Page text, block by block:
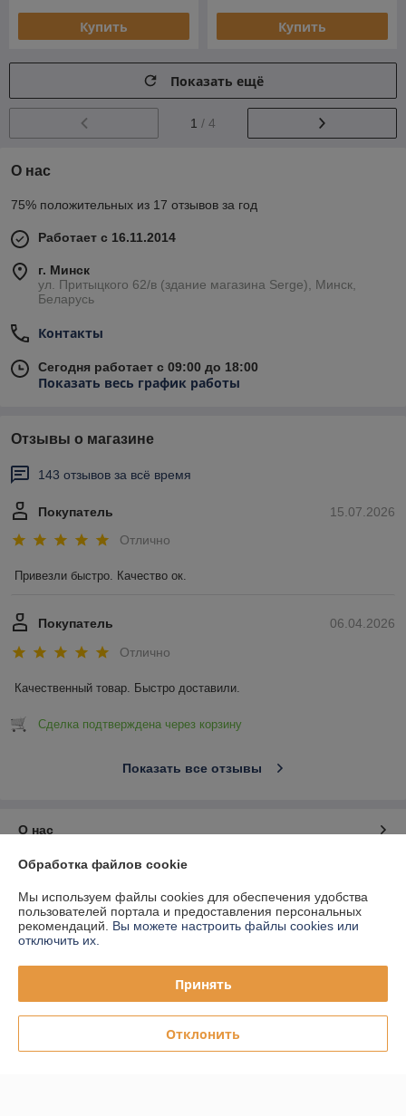
Купить Купить
Показать ещё
1 / 4
О нас
75% положительных из 17 отзывов за год
Работает с 16.11.2014
г. Минск
ул. Притыцкого 62/в (здание магазина Serge), Минск,
Беларусь
Контакты
Сегодня работает с 09:00 до 18:00
Показать весь график работы
Отзывы о магазине
143 отзывов за всё время
15.07.2026
Покупатель
Отлично
Привезли быстро. Качество ок.
06.04.2026
Покупатель
Отлично
Качественный товар. Быстро доставили.
Сделка подтверждена через корзину
Показать все отзывы
О нас
Контакты
Доставка и оплата
Полная версия сайта
Политика обработки cookies
Обработка файлов cookie
Мы используем файлы cookies для обеспечения удобства
пользователей портала и предоставления персональных
рекомендаций. Вы можете настроить файлы cookies или
отключить их.
Принять
Отклонить